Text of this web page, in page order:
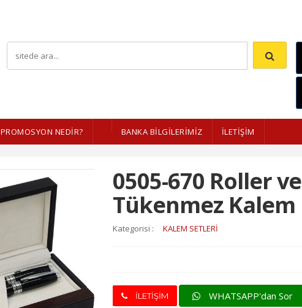
PROMOSYON NEDİR? BANKA BİLGİLERİMİZ İLETİŞİM
0505-670 Roller ve
Tükenmez Kalem
Kategorisi : KALEM SETLERİ
İLETİŞİM WHATSAPP'dan Sor